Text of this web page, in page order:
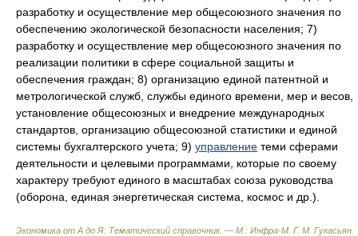
разработку и осуществление мер общесоюзного значения по
обеспечению экологической безопасности населения; 7)
разработку и осуществление мер общесоюзного значения по
реализации политики в сфере социальной защиты и
обеспечения граждан; 8) организацию единой патентной и
метрологической служб, службы единого времени, мер и весов,
установление общесоюзных и внедрение международных
стандартов, организацию общесоюзной статистики и единой
системы бухгалтерского учета; 9) управление теми сферами
деятельности и целевыми программами, которые по своему
характеру требуют единого в масштабах союза руководства
(оборона, единая энергетическая система, космос и др.).
Экономика от А до Я: Тематический справочник. — М.: Инфра-М Г. М. Гукасьян